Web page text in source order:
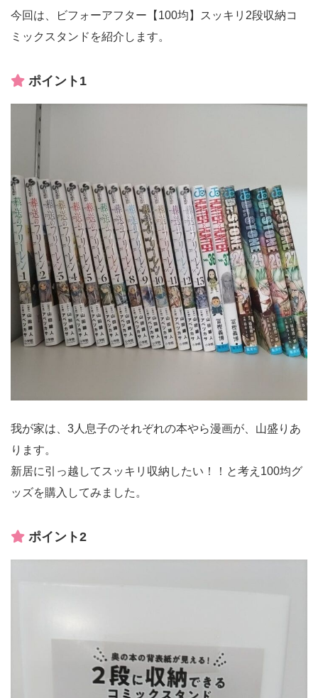
今回は、ビフォーアフター【100均】スッキリ2段収納コ
ミックスタンドを紹介します。
ポイント1
我が家は、3人息子のそれぞれの本やら漫画が、山盛りあ
ります。
新居に引っ越してスッキリ収納したい！！と考え100均グ
ッズを購入してみました。
ポイント2